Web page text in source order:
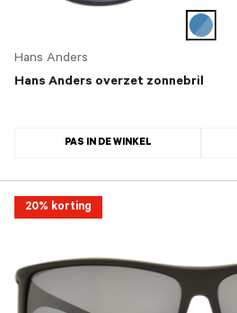
Hans Anders
Hans Anders overzet zonnebril
PAS IN DE WINKEL
20% korting